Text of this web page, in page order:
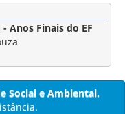
Anos Finais do EF
Social e Ambiental.